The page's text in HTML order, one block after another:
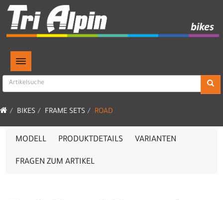
TOGGLE NAVIGATION
BIKES FRAME SETS ROAD
MODELL PRODUKTDETAILS VARIANTEN
FRAGEN ZUM ARTIKEL